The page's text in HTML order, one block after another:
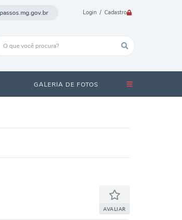
Login / Cadastro
GALERIA DE FOTOS
AVALIAR